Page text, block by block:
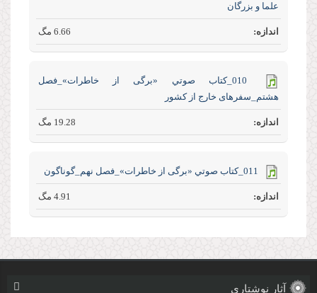
علما و بزرگان
6.66 مگ
010_كتاب صوتي «برگی از خاطرات»_فصل
هشتم_سفرهای خارج از کشور
19.28 مگ
011_كتاب صوتي «برگی از خاطرات»_فصل نهم_گوناگون
4.91 مگ
آثار نوشتاری